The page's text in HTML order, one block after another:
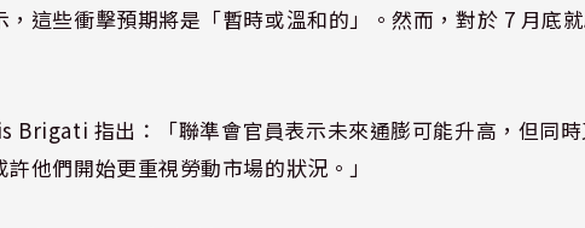
這些衝擊預期將是「暫時或溫和的」。然而，對於 7 月底
Brigati 指出：「聯準會官員表示未來通膨可能升高，但同
他們開始更重視勞動市場的狀況。」